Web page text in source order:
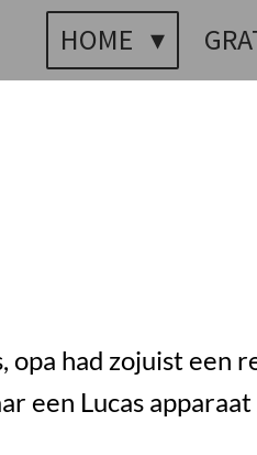
HOME
had zojuist een
een Lucas